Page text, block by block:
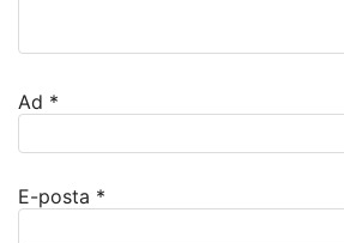
Ad *
E-posta *